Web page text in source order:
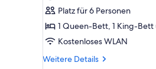
Nichtraucher,
Meerblick
anzeigen
Platz für 6 Personen
1 Queen-Bett, 1 King-
Kostenloses WLAN
Weitere Details
Weitere